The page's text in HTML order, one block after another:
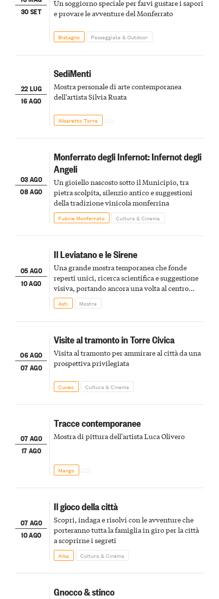
30 SET
Un soggiorno speciale per farvi gustare i sapori
e provare le avventure del Monferrato
Bistagno Passeggiate & Outdoor
22 LUG
16 AGO
SediMenti
Mostra personale di arte contemporanea
dell'artista Silvia Ruata
Albaretto Torre
03 AGO
08 AGO
Monferrato degli Infernot: Infernot degli
Angeli
Un gioiello nascosto sotto il Municipio, tra
pietra scolpita, silenzio antico e suggestioni
della tradizione vinicola monferrina
Fubine Monferrato Cultura & Cinema
05 AGO
10 AGO
Il Leviatano e le Sirene
Una grande mostra temporanea che fonde
reperti unici, ricerca scientifica e suggestione
visiva, portando ancora una volta al centro
della scena le meraviglie del passato astigiano
Asti Mostre
06 AGO
07 AGO
Visite al tramonto in Torre Civica
Visita al tramonto per ammirare al città da una
prospettiva privilegiata
Cuneo Cultura & Cinema
07 AGO
17 AGO
Tracce contemporanee
Mostra di pittura dell'artista Luca Olivero
Mango
07 AGO
10 AGO
Il gioco della città
Scopri, indaga e risolvi con le avventure che
porteranno tutta la famiglia in giro per la città
a scoprirne i segreti
Alba Cultura & Cinema
Gnocco & stinco